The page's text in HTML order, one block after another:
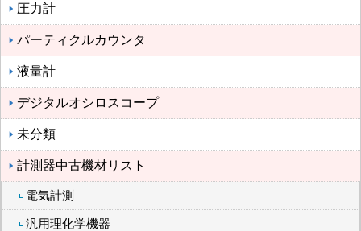
圧力計
パーティクルカウンタ
液量計
デジタルオシロスコープ
未分類
計測器中古機材リスト
電気計測
汎用理化学機器